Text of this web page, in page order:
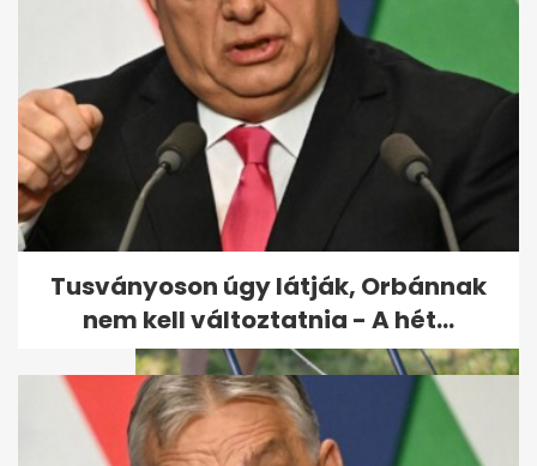
Udonis Haslem részesedést
vett az Ipswich Townban,
Premier...
Tusványoson úgy látják, Orbánnak
nem kell változtatnia - A hét...